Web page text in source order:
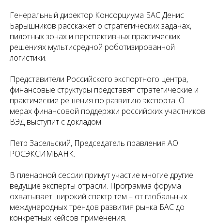
Генеральный директор Консорциума БАС Денис
Барышников расскажет о стратегических задачах,
пилотных зонах и перспективных практических
решениях мультисредной роботизированной
логистики.
Представители Российского экспортного центра,
финансовые структуры представят стратегические и
практические решения по развитию экспорта. О
мерах финансовой поддержки российских участников
ВЭД выступит с докладом
Петр Засельский, Председатель правления АО
РОСЭКСИМБАНК.
В пленарной сессии примут участие многие другие
ведущие эксперты отрасли. Программа форума
охватывает широкий спектр тем – от глобальных
международных трендов развития рынка БАС до
конкретных кейсов применения.